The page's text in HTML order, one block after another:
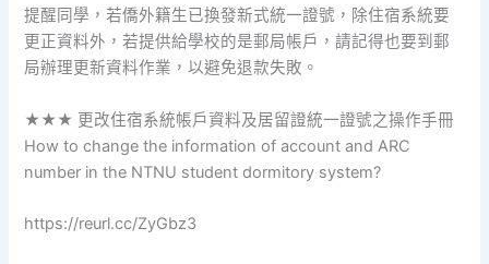
提醒同學，若僑外籍生已換發新式統一證號，除住宿系統要
更正資料外，若提供給學校的是郵局帳戶，請記得也要到郵
局辦理更新資料作業，以避免退款失敗。
★★★ 更改住宿系統帳戶資料及居留證統一證號之操作手冊
How to change the information of account and ARC
number in the NTNU student dormitory system?
https://reurl.cc/ZyGbz3